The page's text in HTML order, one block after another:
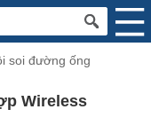
soi đường ống
Wireless